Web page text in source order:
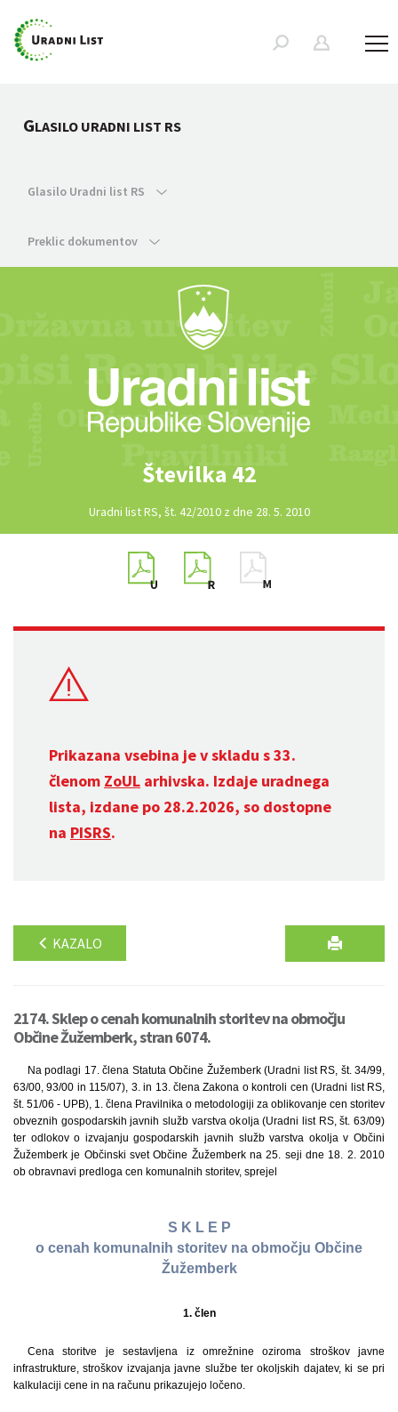
GLASILO URADNI LIST RS
Glasilo Uradni list RS
Preklic dokumentov
Številka 42
Uradni list RS, št. 42/2010 z dne 28. 5. 2010
Prikazana vsebina je v skladu s 33.
členom ZoUL arhivska. Izdaje uradnega
lista, izdane po 28.2.2026, so dostopne
na PISRS.
KAZALO
2174. Sklep o cenah komunalnih storitev na območju
Občine Žužemberk, stran 6074.
Na podlagi 17. člena Statuta Občine Žužemberk (Uradni list RS, št. 34/99,
63/00, 93/00 in 115/07), 3. in 13. člena Zakona o kontroli cen (Uradni list RS,
št. 51/06 - UPB), 1. člena Pravilnika o metodologiji za oblikovanje cen storitev
obveznih gospodarskih javnih služb varstva okolja (Uradni list RS, št. 63/09)
ter odlokov o izvajanju gospodarskih javnih služb varstva okolja v Občini
Žužemberk je Občinski svet Občine Žužemberk na 25. seji dne 18. 2. 2010
ob obravnavi predloga cen komunalnih storitev, sprejel
S K L E P
o cenah komunalnih storitev na območju Občine
Žužemberk
1. člen
Cena storitve je sestavljena iz omrežnine oziroma stroškov javne
infrastrukture, stroškov izvajanja javne službe ter okoljskih dajatev, ki se pri
kalkulaciji cene in na računu prikazujejo ločeno.